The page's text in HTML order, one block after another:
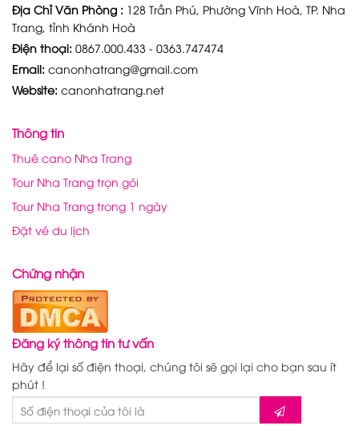
Địa Chỉ Văn Phòng : 128 Trần Phú, Phường Vĩnh Hoà, TP. Nha
Trang, tỉnh Khánh Hoà
Điện thoại: 0867.000.433 - 0363.747474
Email: canonhatrang@gmail.com
Website: canonhatrang.net
Thông tin
Thuê cano Nha Trang
Tour Nha Trang trọn gói
Tour Nha Trang trong 1 ngày
Đặt vé du lịch
Chứng nhận
Đăng ký thông tin tư vấn
Hãy để lại số điện thoại, chúng tôi sẽ gọi lại cho bạn sau ít
phút !